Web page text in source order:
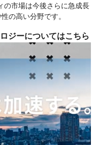
の市場は今後さらに急成長
の高い分野です。
ジーについてはこちら